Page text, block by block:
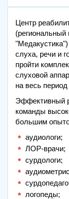
Центр
(региональный
слуха, речи и
пройти
слуховой
на весь
Эффективный
команды
большим
аудиологи;
ЛОР-врачи;
сурдологи;
логопеды;